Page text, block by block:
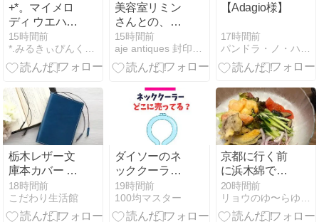
+*。マイメロ
ディ ウエハー
ス・キャラポ
トレ・クッキ
ーチャーム。
15時間前
*.みるきぃぴんくしゅがあ.*
美容室リミン
さんとの、コ
ラボです
15時間前
aje antiques 封印ポエム
【Adagio様】
17時間前
栃木レザー文
庫本カバー 日
本製革紐しお
り付き
18時間前
こだわり生活館
ダイソーのネ
ッククーラー
の口コミ！ク
ールネックバ
ンドの持続時
19時間前
100均マスター
京都に行く前
に浜木綿でラ
ンチ♡分割す
る株は強い！
20時間前